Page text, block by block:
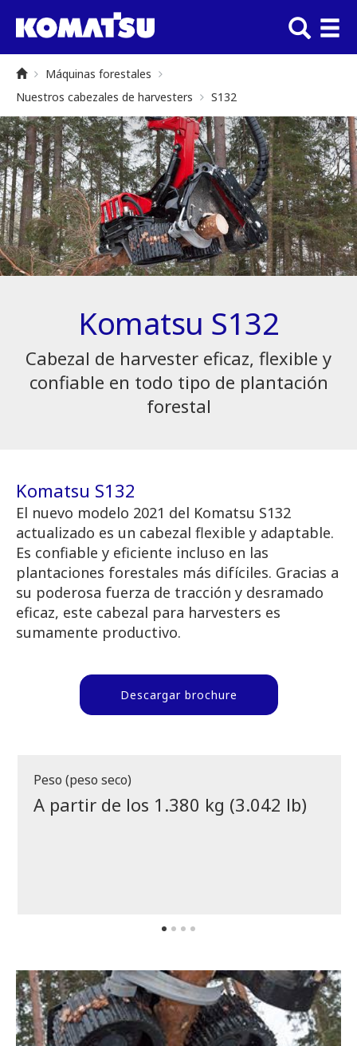
Máquinas forestales
Nuestros cabezales de harvesters
S132
Komatsu S132
Cabezal de harvester eficaz, flexible y
confiable en todo tipo de plantación
forestal
Komatsu S132
El nuevo modelo 2021 del Komatsu S132
actualizado es un cabezal flexible y adaptable.
Es confiable y eficiente incluso en las
plantaciones forestales más difíciles. Gracias a
su poderosa fuerza de tracción y desramado
eficaz, este cabezal para harvesters es
sumamente productivo.
Descargar brochure
Peso (peso seco)
A partir de los 1.380 kg (3.042 lb)